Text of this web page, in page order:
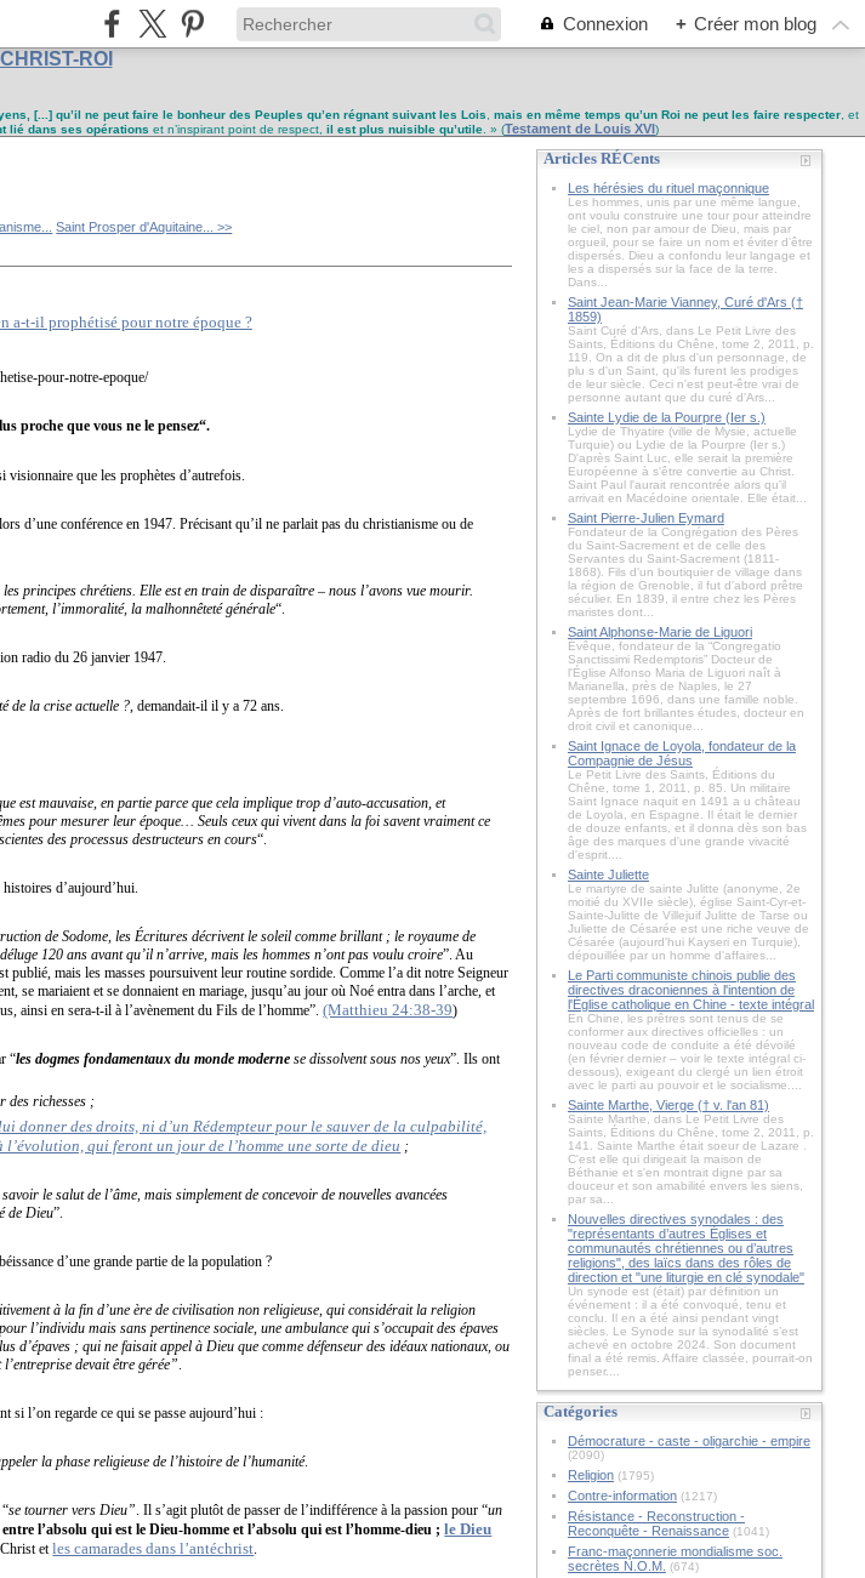
Connexion + Créer mon blog
CHRIST-ROI
[...] qu’il ne peut faire le bonheur des Peuples qu’en régnant suivant les Lois mais en même temps qu’un Roi ne peut les faire respecter, et
lié dans ses opérations et n’inspirant point de respect, il est plus nuisible qu’utile . » (Testament de Louis XVI)
Saint Prosper d'Aquitaine... >>
pour-notre-epoque/
proche que vous ne le pensez“.
visionnaire que les prophètes d’autrefois.
d’une conférence en 1947. Précisant qu’il ne parlait pas du christianisme ou de
principes chrétiens. Elle est en train de disparaître – nous l’avons vue mourir.
l’immoralité, la malhonnêteté générale“.
radio du 26 janvier 1947.
de la crise actuelle ? , demandait-il il y a 72 ans.
est mauvaise, en partie parce que cela implique trop d’auto-accusation, et
pour mesurer leur époque… Seuls ceux qui vivent dans la foi savent vraiment ce
des processus destructeurs en cours“.
d’aujourd’hui.
de Sodome, les Écritures décrivent le soleil comme brillant ; le royaume de
120 ans avant qu’il n’arrive, mais les hommes n’ont pas voulu croire”. Au
publié, mais les masses poursuivent leur routine sordide. Comme l’a dit notre Seigneur
se mariaient et se donnaient en mariage, jusqu’au jour où Noé entra dans l’arche, et
ainsi en sera-t-il à l’avènement du Fils de l’homme”.(Matthieu 24:38-39)
“les dogmes fondamentaux du monde moderne se dissolvent sous nos yeux”. Ils ont
des richesses ;
donner des droits, ni d’un Rédempteur pour le sauver de la culpabilité,
qui feront un jour de l’homme une sorte de dieu ;
le salut de l’âme, mais simplement de concevoir de nouvelles avancées
de Dieu”.
d’une grande partie de la population ?
à la fin d’une ère de civilisation non religieuse, qui considérait la religion
l’individu mais sans pertinence sociale, une ambulance qui s’occupait des épaves
d’épaves ; qui ne faisait appel à Dieu que comme défenseur des idéaux nationaux, ou
devait être gérée”
si l’on regarde ce qui se passe aujourd’hui :
la phase religieuse de l’histoire de l’humanité.
se tourner vers Dieu” . Il s’agit plutôt de passer de l’indifférence à la passion pour “un
l’absolu qui est le Dieu-homme et l’absolu qui est l’homme-dieu ;le Dieu
Christ etles camarades dans l’antéchrist
Articles RÉCents
Les hérésies du rituel maçonnique
Les hommes, unis par une même langue,
ont voulu construire une tour pour atteindre
le ciel, non par amour de Dieu, mais par
orgueil, pour se faire un nom et éviter d’être
dispersés. Dieu a confondu leur langage et
les a dispersés sur la face de la terre.
Dans...
Saint Jean-Marie Vianney, Curé d'Ars (†
1859)
Saint Curé d'Ars, dans Le Petit Livre des
Saints, Éditions du Chêne, tome 2, 2011, p.
119. On a dit de plus d'un personnage, de
plu s d'un Saint, qu'ils furent les prodiges
de leur siècle. Ceci n'est peut-être vrai de
personne autant que du curé d'Ars...
Sainte Lydie de la Pourpre (Ier s.)
Lydie de Thyatire (ville de Mysie, actuelle
Turquie) ou Lydie de la Pourpre (Ier s.)
D'après Saint Luc, elle serait la première
Européenne à s'être convertie au Christ.
Saint Paul l'aurait rencontrée alors qu'il
arrivait en Macédoine orientale. Elle était...
Saint Pierre-Julien Eymard
Fondateur de la Congrégation des Pères
du Saint-Sacrement et de celle des
Servantes du Saint-Sacrement (1811-
1868). Fils d'un boutiquier de village dans
la région de Grenoble, il fut d'abord prêtre
séculier. En 1839, il entre chez les Pères
maristes dont...
Saint Alphonse-Marie de Liguori
Évêque, fondateur de la “Congregatio
Sanctissimi Redemptoris” Docteur de
l'Église Alfonso Maria de Liguori naît à
Marianella, près de Naples, le 27
septembre 1696, dans une famille noble.
Après de fort brillantes études, docteur en
droit civil et canonique...
Saint Ignace de Loyola, fondateur de la
Compagnie de Jésus
Le Petit Livre des Saints, Éditions du
Chêne, tome 1, 2011, p. 85. Un militaire
Saint Ignace naquit en 1491 a u château
de Loyola, en Espagne. Il était le dernier
de douze enfants, et il donna dès son bas
âge des marques d'une grande vivacité
d'esprit....
Sainte Juliette
Le martyre de sainte Julitte (anonyme, 2e
moitié du XVIIe siècle), église Saint-Cyr-et-
Sainte-Julitte de Villejuif Julitte de Tarse ou
Juliette de Césarée est une riche veuve de
Césarée (aujourd'hui Kayseri en Turquie),
dépouillée par un homme d'affaires...
Le Parti communiste chinois publie des
directives draconiennes à l'intention de
l'Église catholique en Chine - texte intégral
En Chine, les prêtres sont tenus de se
conformer aux directives officielles : un
nouveau code de conduite a été dévoilé
(en février dernier – voir le texte intégral ci-
dessous), exigeant du clergé un lien étroit
avec le parti au pouvoir et le socialisme....
Sainte Marthe, Vierge († v. l'an 81)
Sainte Marthe, dans Le Petit Livre des
Saints, Éditions du Chêne, tome 2, 2011, p.
141. Sainte Marthe était soeur de Lazare .
C'est elle qui dirigeait la maison de
Béthanie et s'en montrait digne par sa
douceur et son amabilité envers les siens,
par sa...
Nouvelles directives synodales : des
"représentants d’autres Églises et
communautés chrétiennes ou d’autres
religions", des laïcs dans des rôles de
direction et "une liturgie en clé synodale"
Un synode est (était) par définition un
événement : il a été convoqué, tenu et
conclu. Il en a été ainsi pendant vingt
siècles. Le Synode sur la synodalité s’est
achevé en octobre 2024. Son document
final a été remis. Affaire classée, pourrait-on
penser....
Catégories
Démocrature - caste - oligarchie - empire
(2090)
Religion(1795)
Contre-information(1217)
Résistance - Reconstruction -
Reconquête - Renaissance(1041)
Franc-maçonnerie mondialisme soc.
secrètes N.O.M. (674)